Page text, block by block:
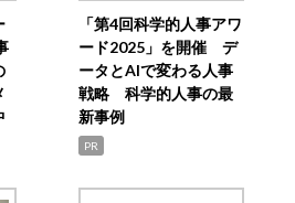
「第4回科学的人事アワ
ード2025」を開催 デ
ータとAIで変わる人事
戦略 科学的人事の最
新事例
PR